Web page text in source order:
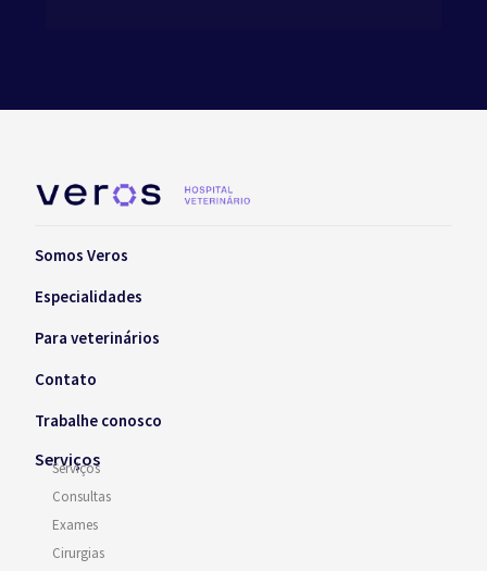
Somos Veros
Especialidades
Para veterinários
Contato
Trabalhe conosco
Serviços
Serviços
Consultas
Exames
Cirurgias